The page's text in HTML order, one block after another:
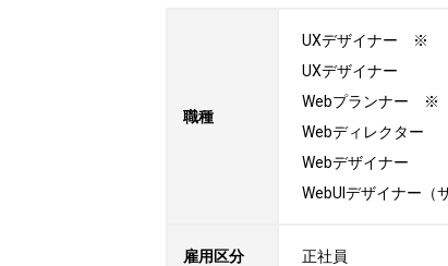
職種
UXデザイナー　※
UXデザイナー
Webプランナー　※
Webディレクター
Webデザイナー
WebUIデザイナー（
雇用区分 正社員